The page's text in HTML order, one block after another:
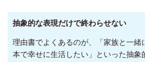
抽象的な表現だけで終わらせない
理由書でよくあるのが、「家族と一緒
本で幸せに生活したい」といった抽象